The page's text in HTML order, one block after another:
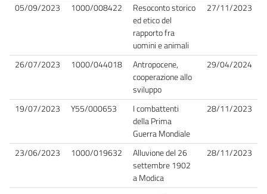
05/09/2023 1000/008422
Resoconto storico
ed etico del
rapporto fra
uomini e animali
27/11/2023
26/07/2023 1000/044018
Antropocene,
cooperazione allo
sviluppo
29/04/2024
19/07/2023 Y55/000653
I combattenti
della Prima
Guerra Mondiale
28/11/2023
23/06/2023 1000/019632
Alluvione del 26
settembre 1902
a Modica
28/11/2023